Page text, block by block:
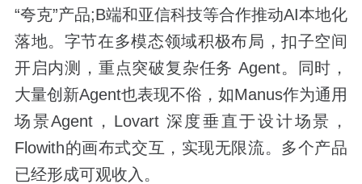
“夸克”产品;B端和亚信科技等合作推动AI本地化
落地。字节在多模态领域积极布局，扣子空间
开启内测，重点突破复杂任务 Agent。同时，
大量创新Agent也表现不俗，如Manus作为通用
场景Agent，Lovart 深度垂直于设计场景，
Flowith的画布式交互，实现无限流。多个产品
已经形成可观收入。